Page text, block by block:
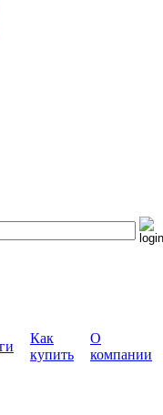
Как
купить
О
компании